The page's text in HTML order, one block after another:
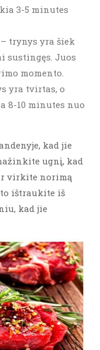
3-5 minutes
– trynys yra šiek
sustingęs. Juos
momento.
yra tvirtas, o
8-10 minutes nuo
kad jie
ugnį, kad
virkite norimą
ištraukite iš
kad jie